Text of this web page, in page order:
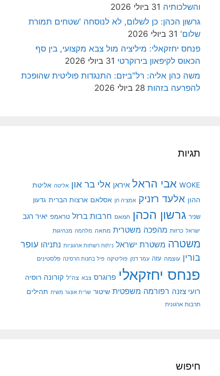
והשלכותיה 31 ביולי 2026
גרשון הכהן: כן לשלום, לא לנוסחה 'שטחים תמורת
שלום' 31 ביולי 2026
פנחס יחזקאלי: מיליציה מול צבא מקצועי, בין סף
הכאוס לקיפאון בירוקרטי 31 ביולי 2026
משה כהן אליה: רל"ביזם: התנגדות פוליטית שהופכת
להפרעה בזהות 28 ביולי 2026
תגיות
WOKE אבי הראל איראן אלי בר און אליטה אליטת
ההון אלעד רזניק אמציה חן אסלאם ארצות הברית גדעון
שניר גרשון הכהן חמאס חרבות ברזל טראמפ יאיר רגב
ישראל כרזות מהפכה משטרית מחאה מלחמה מנהיגות
משטרה משטרת ישראל ניתוח רשתות ארגוניות נתניהו עופר
בורין עוצמה עזה עמר דנק פוליטיקה פיל בחנות חרסינה פלסטינים
פנחס יחזקאלי פרוגרס צבא צה"ל קורונה רוסיה
רועי צזנה רפורמה משפטית שיטור שרית אונגר משיח תהילים
תרבות ארגונית
חיפוש